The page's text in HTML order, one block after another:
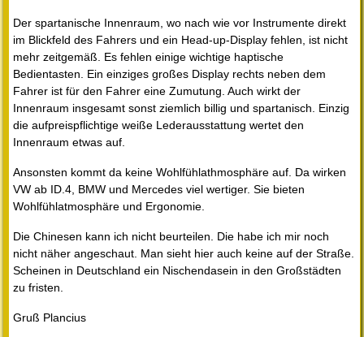
Der spartanische Innenraum, wo nach wie vor Instrumente direkt
im Blickfeld des Fahrers und ein Head-up-Display fehlen, ist nicht
mehr zeitgemäß. Es fehlen einige wichtige haptische
Bedientasten. Ein einziges großes Display rechts neben dem
Fahrer ist für den Fahrer eine Zumutung. Auch wirkt der
Innenraum insgesamt sonst ziemlich billig und spartanisch. Einzig
die aufpreispflichtige weiße Lederausstattung wertet den
Innenraum etwas auf.
Ansonsten kommt da keine Wohlfühlathmosphäre auf. Da wirken
VW ab ID.4, BMW und Mercedes viel wertiger. Sie bieten
Wohlfühlatmosphäre und Ergonomie.
Die Chinesen kann ich nicht beurteilen. Die habe ich mir noch
nicht näher angeschaut. Man sieht hier auch keine auf der Straße.
Scheinen in Deutschland ein Nischendasein in den Großstädten
zu fristen.
Gruß Plancius